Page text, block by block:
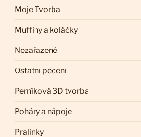
Moje Tvorba
Muffiny a koláčky
Nezařazené
Ostatní pečení
Perníková 3D tvorba
Poháry a nápoje
Pralinky